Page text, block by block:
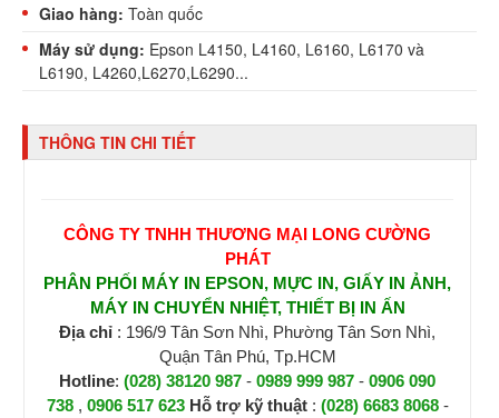
Giao hàng: Toàn quốc
Máy sử dụng: Epson L4150, L4160, L6160, L6170 và
L6190, L4260,L6270,L6290...
THÔNG TIN CHI TIẾT
CÔNG TY TNHH THƯƠNG MẠI LONG CƯỜNG
PHÁT
PHÂN PHỐI MÁY IN EPSON, MỰC IN, GIẤY IN ẢNH,
MÁY IN CHUYỂN NHIỆT, THIẾT BỊ IN ẤN
Địa chỉ : 196/9 Tân Sơn Nhì, Phường Tân Sơn Nhì,
Quận Tân Phú, Tp.HCM
Hotline: (028) 38120 987 - 0989 999 987 - 0906 090
738, 0906 517 623 Hỗ trợ kỹ thuật : (028) 6683 8068-